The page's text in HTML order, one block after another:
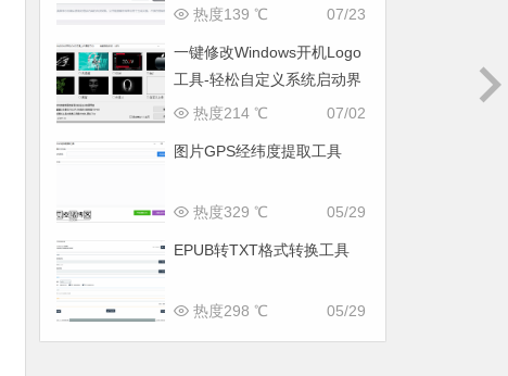
07/23
热度139 ℃
一键修改Windows开机Logo
工具-轻松自定义系统启动界
面
07/02
热度214 ℃
图片GPS经纬度提取工具
05/29
热度329 ℃
EPUB转TXT格式转换工具
05/29
热度298 ℃